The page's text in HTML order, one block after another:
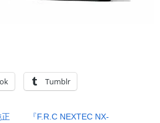
Tumblr
『F.R.C NEXTEC NX-